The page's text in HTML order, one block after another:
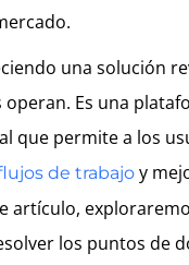
una solución
Es una
que permite a los
de trabajo y
artículo,
los puntos de